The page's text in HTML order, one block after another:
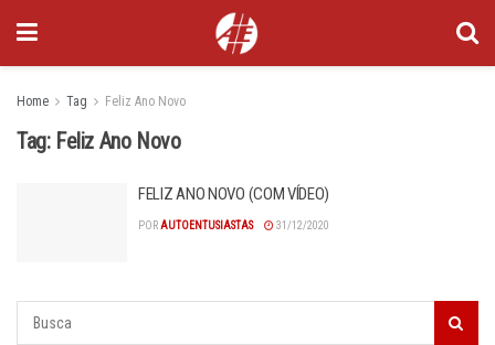
Home Tag Feliz Ano Novo
Tag: Feliz Ano Novo
FELIZ ANO NOVO (COM VÍDEO)
POR AUTOENTUSIASTAS 31/12/2020